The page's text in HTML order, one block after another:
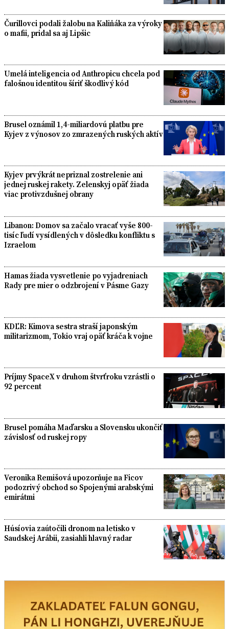
Čurillovci podali žalobu na Kaliňáka za výroky
o mafii, pridal sa aj Lipšic
Umelá inteligencia od Anthropicu chcela pod
falošnou identitou šíriť škodlivý kód
Brusel oznámil 1,4-miliardovú platbu pre
Kyjev z výnosov zo zmrazených ruských aktív
Kyjev prvýkrát nepriznal zostrelenie ani
jednej ruskej rakety. Zelenskyj opäť žiada
viac protivzdušnej obrany
Libanon: Domov sa začalo vracať vyše 800-
tisíc ľudí vysídlených v dôsledku konfliktu s
Izraelom
Hamas žiada vysvetlenie po vyjadreniach
Rady pre mier o odzbrojení v Pásme Gazy
KDĽR: Kimova sestra straší japonským
militarizmom, Tokio vraj opäť kráča k vojne
Príjmy SpaceX v druhom štvrťroku vzrástli o
92 percent
Brusel pomáha Maďarsku a Slovensku ukončiť
závislosť od ruskej ropy
Veronika Remišová upozorňuje na Ficov
podozrivý obchod so Spojenými arabskými
emirátmi
Húsíovia zaútočili dronom na letisko v
Saudskej Arábii, zasiahli hlavný radar